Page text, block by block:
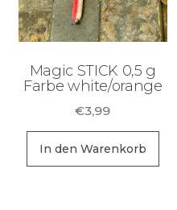
Magic STICK 0,5 g
Farbe white/orange
€3,99
In den Warenkorb